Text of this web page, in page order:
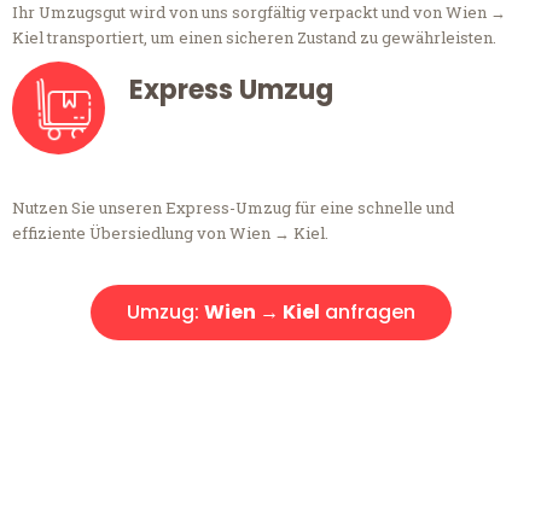
Ihr Umzugsgut wird von uns sorgfältig verpackt und von Wien →
Kiel transportiert, um einen sicheren Zustand zu gewährleisten.
Express Umzug
Nutzen Sie unseren Express-Umzug für eine schnelle und
effiziente Übersiedlung von Wien → Kiel.
Umzug: Wien → Kiel anfragen